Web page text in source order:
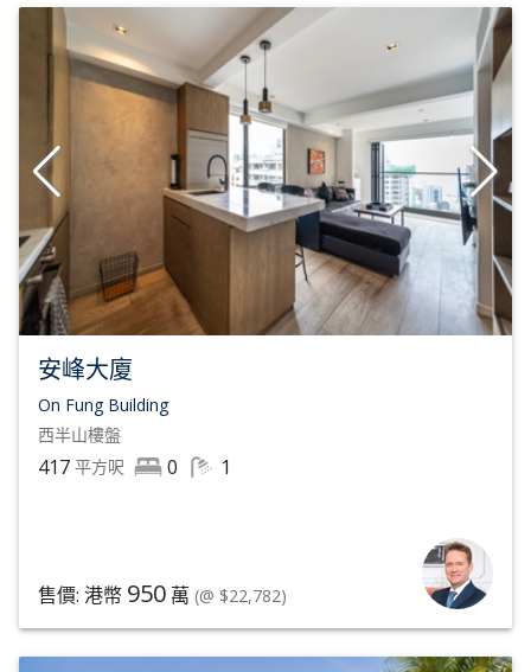
安峰大廈
On Fung Building
西半山樓盤
417 平方呎 0 1
售價: 港幣 950 萬 (@ $22,782)